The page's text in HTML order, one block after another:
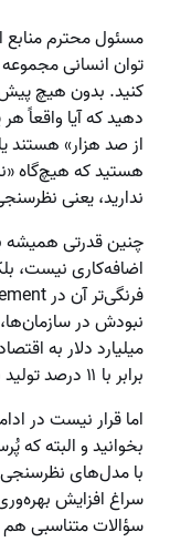
مسئول محترم منابع
توان انسانی
کنید. بدون هیچ
دهید که آیا واقعاً
از صد هزار» هستند
هستید که هیچ‌گاه
ندارید، یعنی
چنین قدرتی همیشه
اضافه‌کاری نیست،
نبودش در
میلیارد دلار به
برابر با ۱۱ درصد تولید ناخالص ملی کل دنیا است.
اما قرار نیست در
بخوانید و البته که
با مدل‌های نظرسنجی
سراغ افزایش
سؤالات متناسبی هم